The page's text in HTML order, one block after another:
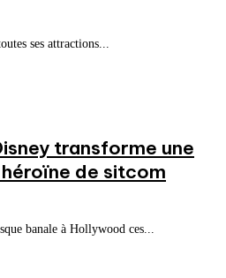
ses attractions...
transforme une
de sitcom
banale à Hollywood ces...